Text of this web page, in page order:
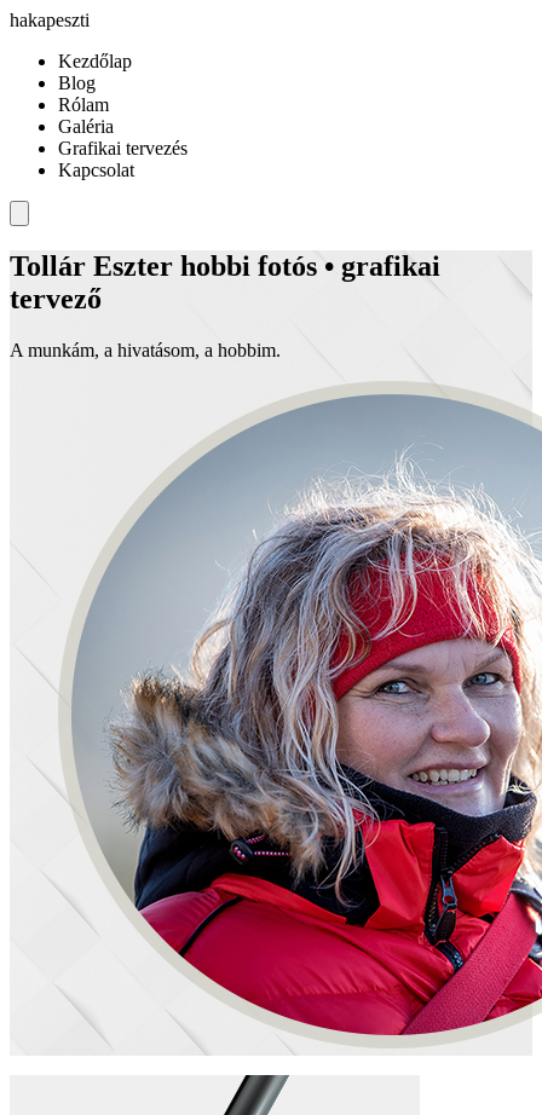
hakapeszti
Kezdőlap
Blog
Rólam
Galéria
Grafikai tervezés
Kapcsolat
Tollár Eszter hobbi fotós • grafikai
tervező
A munkám, a hivatásom, a hobbim.